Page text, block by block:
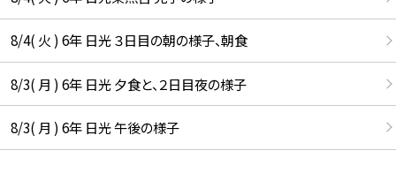
8/4( 火 ) 6年 日光 ３日目の朝の様子、朝食
8/3( 月 ) 6年 日光 夕食と、２日目夜の様子
8/3( 月 ) 6年 日光 午後の様子